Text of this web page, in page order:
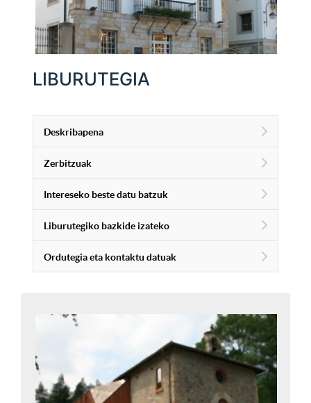
LIBURUTEGIA
Deskribapena
Zerbitzuak
Intereseko beste datu batzuk
Liburutegiko bazkide izateko
Ordutegia eta kontaktu datuak